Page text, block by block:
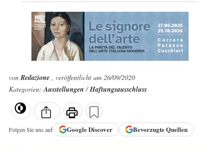
vonRedazione , veröffentlicht am 26/09/2020
Kategorien:Ausstellungen/Haftungsausschluss
Folgen Sie uns auf GoogleDiscover Bevorzugte Quellen